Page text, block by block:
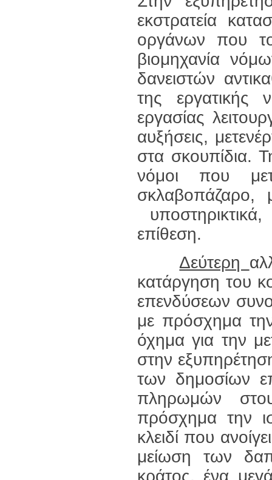
εκστρατεία
οργάνων που
βιομηχανία
δανειστών
της εργατικής
εργασίας
αυξήσεις,
στα σκουπίδια.
νόμοι που
σκλαβοπάζαρο,
επίθεση.
Δεύτερη
κατάργηση του
επενδύσεων
με πρόσχημα
όχημα για την
στην
των δημοσίων
πληρωμών
πρόσχημα την
κλειδί που
μείωση των